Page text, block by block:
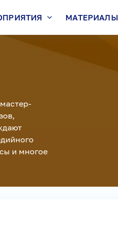
МАТЕРИАЛЫ
и многое